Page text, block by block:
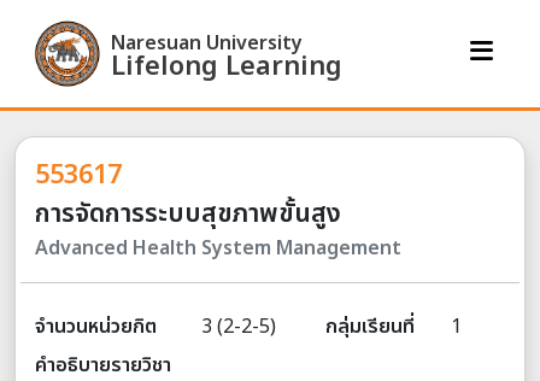
Naresuan University
Lifelong Learning
553617
การจัดการระบบสุขภาพขั้นสูง
Advanced Health System Management
จำนวนหน่วยกิต 3 (2-2-5) กลุ่มเรียนที่
1
คำอธิบายรายวิชา